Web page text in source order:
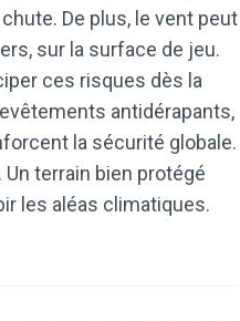
De plus, le vent peut
sur la surface de jeu.
ces risques dès la
antidérapants,
la sécurité globale.
terrain bien protégé
les aléas climatiques.